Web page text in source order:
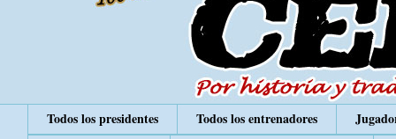
Todos los presidentes Todos los entrenadores